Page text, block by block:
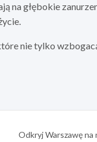
na głębokie
nie tylko
Odkryj Warszawę